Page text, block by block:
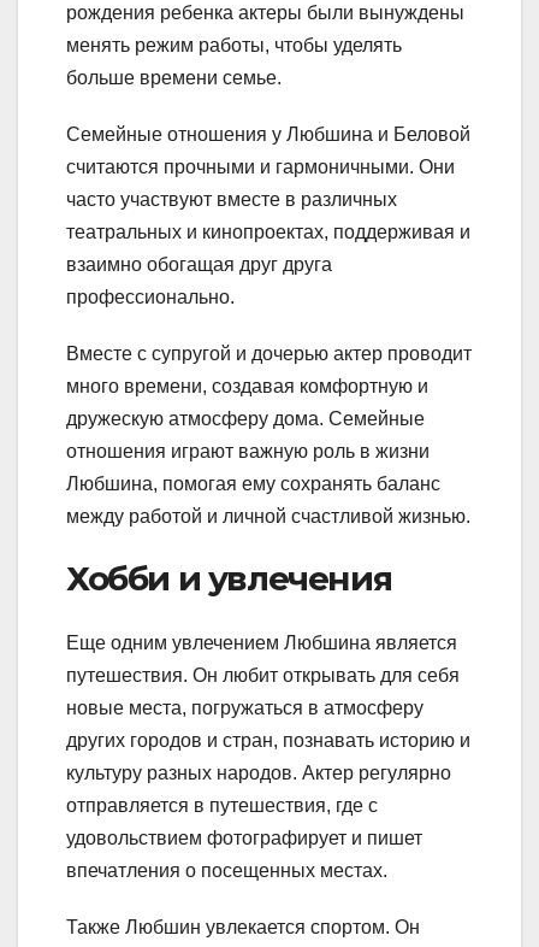
рождения ребенка актеры были вынуждены
менять режим работы, чтобы уделять
больше времени семье.
Семейные отношения у Любшина и Беловой
считаются прочными и гармоничными. Они
часто участвуют вместе в различных
театральных и кинопроектах, поддерживая и
взаимно обогащая друг друга
профессионально.
Вместе с супругой и дочерью актер проводит
много времени, создавая комфортную и
дружескую атмосферу дома. Семейные
отношения играют важную роль в жизни
Любшина, помогая ему сохранять баланс
между работой и личной счастливой жизнью.
Хобби и увлечения
Еще одним увлечением Любшина является
путешествия. Он любит открывать для себя
новые места, погружаться в атмосферу
других городов и стран, познавать историю и
культуру разных народов. Актер регулярно
отправляется в путешествия, где с
удовольствием фотографирует и пишет
впечатления о посещенных местах.
Также Любшин увлекается спортом. Он